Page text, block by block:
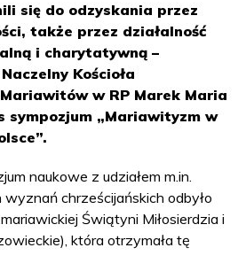
się do odzyskania przez
także przez działalność
i charytatywną –
Kościoła
w RP Marek Maria
sympozjum „Mariawityzm w
naukowe z udziałem m.in.
chrześcijańskich odbyło
Świątyni Miłosierdzia i
która otrzymała tę